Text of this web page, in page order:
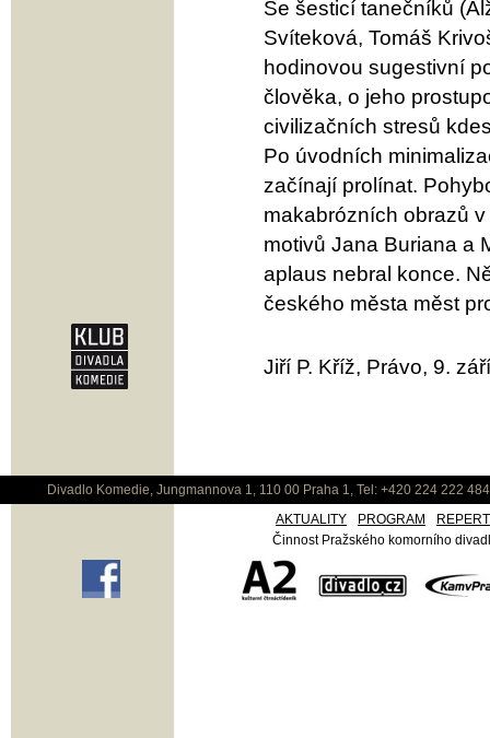
Se šesticí tanečníků
Svíteková, Tomáš
hodinovou sugestivní
člověka, o jeho
civilizačních stresů
Po úvodních
začínají prolínat.
makabrózních obrazů
motivů Jana Buriana a
aplaus nebral konce.
českého města měst
Jiří P. Kříž, Právo, 9.
Divadlo Komedie, Jungmannova 1, 110 00 Praha 1, Tel: +420 224 222
AKTUALITY
PROGRAM
Činnost Pražského komorního